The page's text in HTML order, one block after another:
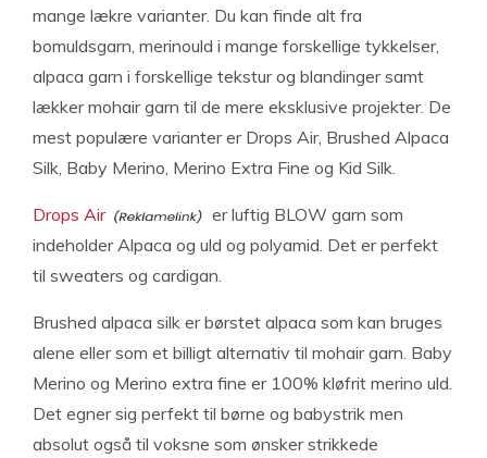
mange lækre varianter. Du kan finde alt fra
bomuldsgarn, merinould i mange forskellige tykkelser,
alpaca garn i forskellige tekstur og blandinger samt
lækker mohair garn til de mere eksklusive projekter. De
mest populære varianter er Drops Air, Brushed Alpaca
Silk, Baby Merino, Merino Extra Fine og Kid Silk.
Drops Air
er luftig BLOW garn som
indeholder Alpaca og uld og polyamid. Det er perfekt
til sweaters og cardigan.
Brushed alpaca silk er børstet alpaca som kan bruges
alene eller som et billigt alternativ til mohair garn. Baby
Merino og Merino extra fine er 100% kløfrit merino uld.
Det egner sig perfekt til børne og babystrik men
absolut også til voksne som ønsker strikkede